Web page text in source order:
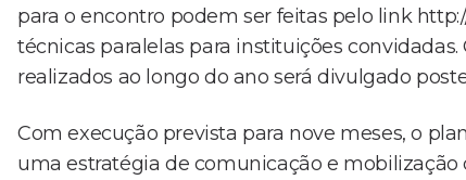
para o encontro podem ser feitas pelo link
técnicas paralelas para instituições
realizados ao longo do ano será divulgado
Com execução prevista para nove meses, o
uma estratégia de comunicação e mobilização